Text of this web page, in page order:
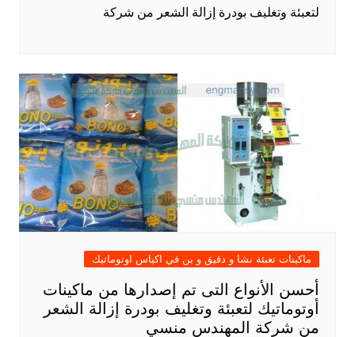
لتعبئة وتغليف بودرة إزالة الشعر من شركة
ماكينات تعبئة نشا و دقيق و بن في اكياس اوتوماتيك
أحسن الأنواع التى تم إصدارها من ماكينات
أوتوماتيك لتعبئة وتغليف بودرة إزالة الشعر
من شركة المهندس منسي